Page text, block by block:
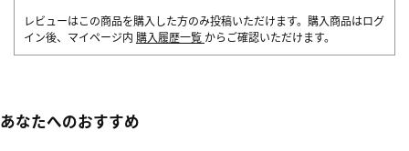
レビューはこの商品を購入した方のみ投稿いただけます。購入商品はログ
イン後、マイページ内 購入履歴一覧 からご確認いただけます。
あなたへのおすすめ